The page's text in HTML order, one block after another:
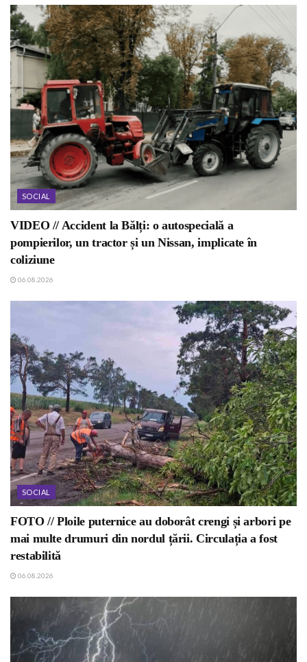
SOCIAL
VIDEO // Accident la Bălți: o autospecială a
pompierilor, un tractor și un Nissan, implicate în
coliziune
06.08.2026
SOCIAL
FOTO // Ploile puternice au doborât crengi și arbori pe
mai multe drumuri din nordul țării. Circulația a fost
restabilită
06.08.2026